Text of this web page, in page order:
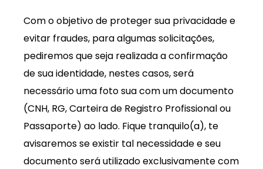
Com o objetivo de proteger sua privacidade e
evitar fraudes, para algumas solicitações,
pediremos que seja realizada a confirmação
de sua identidade, nestes casos, será
necessário uma foto sua com um documento
(CNH, RG, Carteira de Registro Profissional ou
Passaporte) ao lado. Fique tranquilo(a), te
avisaremos se existir tal necessidade e seu
documento será utilizado exclusivamente com